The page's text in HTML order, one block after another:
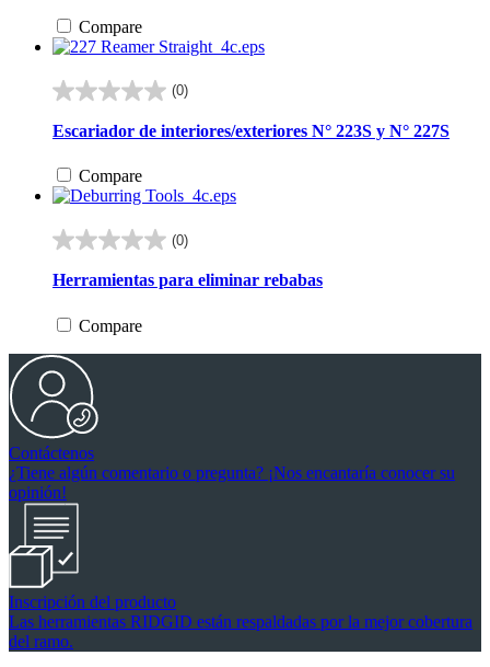
Compare
(0)
0.0
5
Escariador de interiores/exteriores N° 223S y N° 227S
Compare
(0)
0.0
5
Herramientas para eliminar rebabas
Compare
Contáctenos
¿Tiene algún comentario o pregunta? ¡Nos encantaría conocer su
opinión!
Inscripción del producto
Las herramientas RIDGID están respaldadas por la mejor cobertura
del ramo.